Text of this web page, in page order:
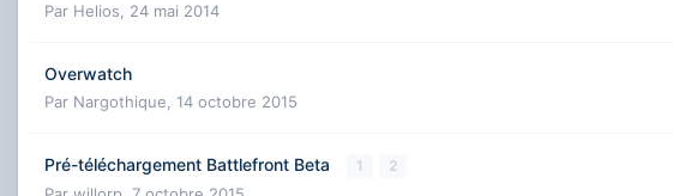
Par Helios 24 mai 2014
Overwatch
Par Nargothique 14 octobre 2015
Pré-téléchargement Battlefront Beta 1 2